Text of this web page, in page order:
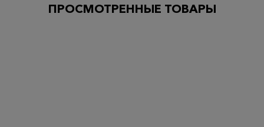
ПРОСМОТРЕННЫЕ ТОВАРЫ